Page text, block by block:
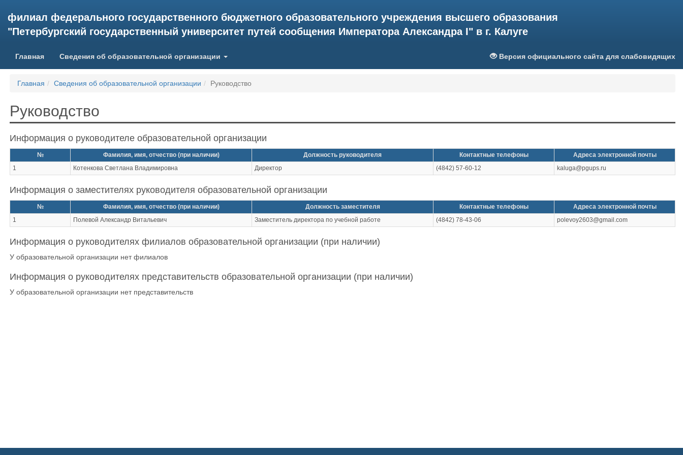
филиал федерального государственного бюджетного образовательного учреждения высшего образования
"Петербургский государственный университет путей сообщения Императора Александра I" в г. Калуге
Главная(current)Сведения об образовательной организации Версия официального сайта для слабовидящих
Главная Сведения об образовательной организации Руководство
Руководство
Информация о руководителе образовательной организации
№ Фамилия, имя, отчество (при наличии) Должность руководителя Контактные телефоны
Адреса электронной почты
1
Котенкова Светлана Владимировна Директор (4842) 57-60-12 kaluga@pgups.ru
Информация о заместителях руководителя образовательной организации
№ Фамилия, имя, отчество (при наличии) Должность заместителя Контактные телефоны
Адреса электронной почты
1
Полевой Александр Витальевич Заместитель директора по учебной работе (4842) 78-43-06 polevoy2603@gmail.com
Информация о руководителях филиалов образовательной организации (при наличии)
У образовательной организации нет филиалов
Информация о руководителях представительств образовательной организации (при наличии)
У образовательной организации нет представительств